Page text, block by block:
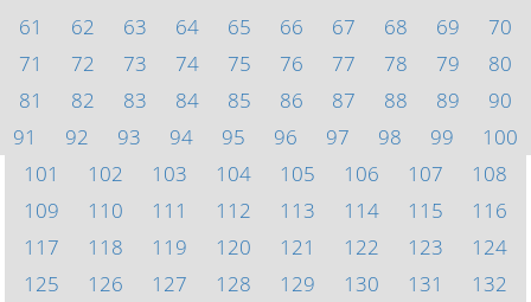
61
62 63 64 65 66 67 68 69
70
71
72 73 74 75 76 77 78 79
80
81
82 83 84 85 86 87 88 89
90
91
92 93 94 95 96 97 98 99
100
101
102 103 104 105 106 107
108
109
110 111 112 113 114 115
116
117
118 119 120 121 122 123
124
125
126 127 128 129 130 131
132